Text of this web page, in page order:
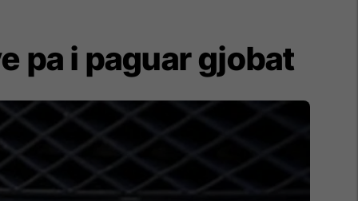
pa i paguar gjobat